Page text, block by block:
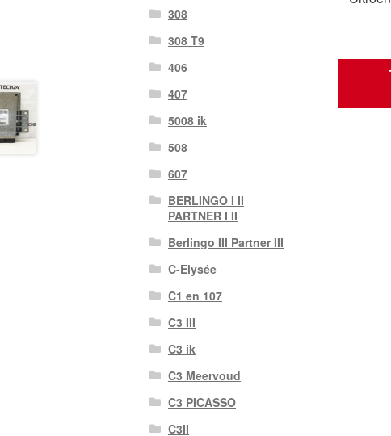
308
308 T9
406
407
5008 ik
508
607
BERLINGO I II
PARTNER I II
Berlingo III Partner III
C-Elysée
C1 en 107
C3 III
C3 ik
C3 Meervoud
C3 PICASSO
C3II